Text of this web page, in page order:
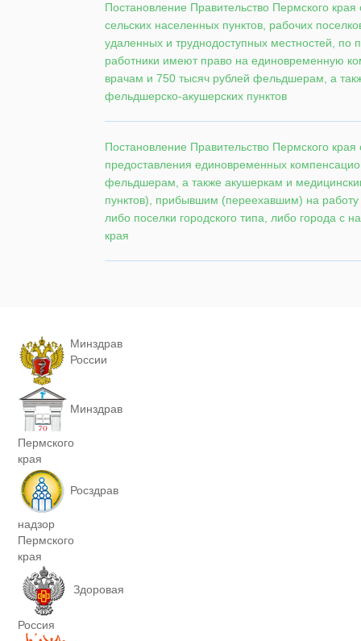
Постановление Правительство Пермского
сельских населенных пунктов, рабочих
удаленных и труднодоступных местностей, по
работники имеют право на единовременную
врачам и 750 тысяч рублей фельдшерам, а
фельдшерско-акушерских пунктов
Постановление Правительство Пермского
предоставления единовременных
фельдшерам, а также акушеркам и
пунктов), прибывшим (переехавшим) на
либо поселки городского типа, либо города с
края
Минздрав
России
Минздрав
Пермского
края
Росздрав
надзор
Пермского
края
Здоровая
Россия